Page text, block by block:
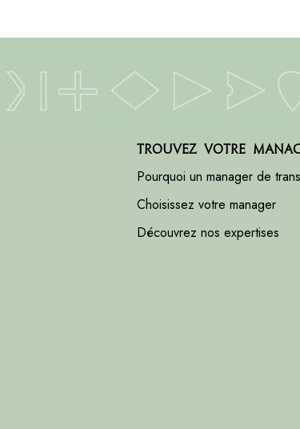
Trouvez votre
Pourquoi un manager de
Choisissez votre manager
Découvrez nos expertises